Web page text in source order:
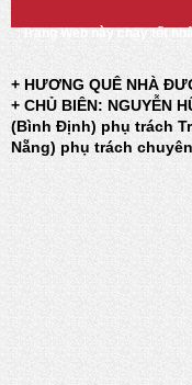
Trang Web này chạy tốt
+ HƯƠNG QUÊ NHÀ
+ CHỦ BIÊN: NGUYỄN
(Bình Định) phụ trách
Nẵng) phụ trách